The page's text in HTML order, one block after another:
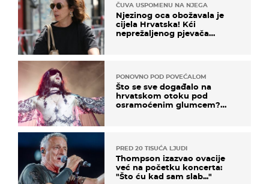
ČUVA USPOMENU NA NJEGA
Njezinog oca obožavala je
cijela Hrvatska! Kći
neprežaljenog pjevača
PONOVNO POD POVEĆALOM
Što se sve događalo na
hrvatskom otoku pod
osramoćenim glumcem?
PRED 20 TISUĆA LJUDI
Thompson izazvao ovacije
već na početku koncerta:
"Što ću kad sam slab..."